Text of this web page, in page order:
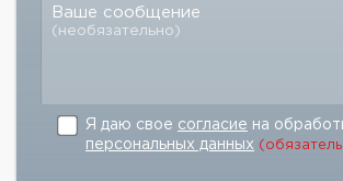
Ваше сообщение
(необязательно)
Я даю свое согласие на
персональных данных